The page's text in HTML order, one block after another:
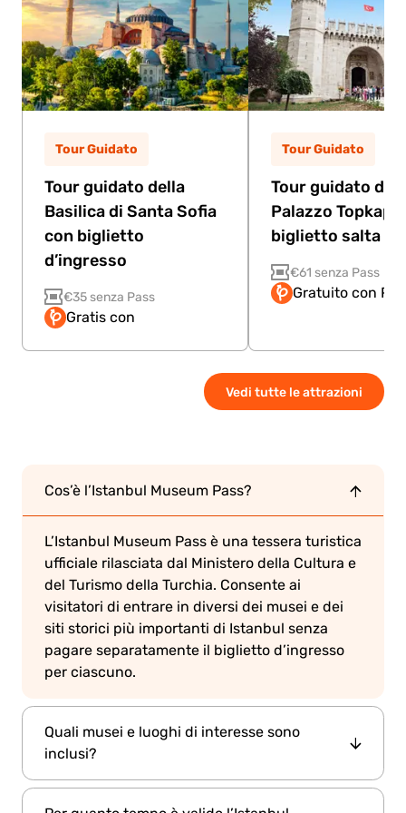
Tour Guidato
Tour guidato della
Basilica di Santa Sofia
con biglietto
d’ingresso
€35 senza Pass
Gratis con
Tour Guidato
Tour guidato del
Palazzo Topkapi
biglietto salta la
€61 senza Pass
Gratuito con
Vedi tutte le attrazioni
Cos’è l’Istanbul Museum Pass?
L’Istanbul Museum Pass è una tessera turistica
ufficiale rilasciata dal Ministero della Cultura e
del Turismo della Turchia. Consente ai
visitatori di entrare in diversi dei musei e dei
siti storici più importanti di Istanbul senza
pagare separatamente il biglietto d’ingresso
per ciascuno.
Quali musei e luoghi di interesse sono
inclusi?
Il pass include una gamma di principali